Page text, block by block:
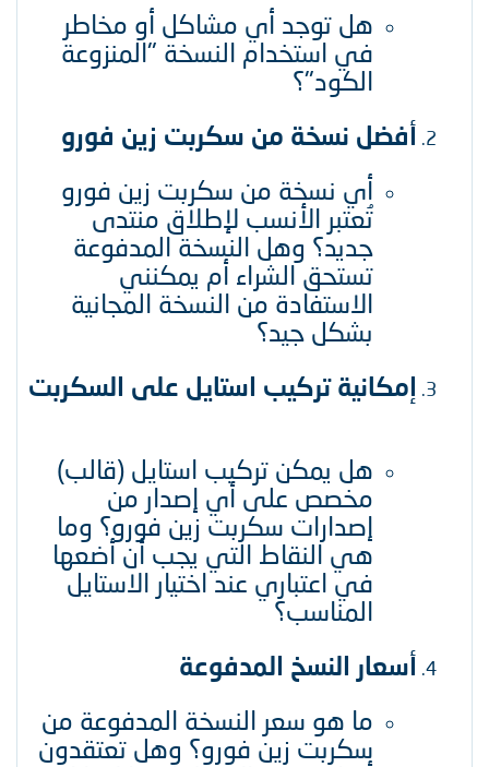
هل توجد أي مشاكل أو مخاطر
في استخدام النسخة "المنزوعة
الكود"؟​
أفضل نسخة من سكربت زين فورو
أي نسخة من سكربت زين فورو
تُعتبر الأنسب لإطلاق منتدى
جديد؟ وهل النسخة المدفوعة
تستحق الشراء أم يمكنني
الاستفادة من النسخة المجانية
بشكل جيد؟​
إمكانية تركيب استايل على السكربت
هل يمكن تركيب استايل (قالب)
مخصص على أي إصدار من
إصدارات سكربت زين فورو؟ وما
هي النقاط التي يجب أن أضعها
في اعتباري عند اختيار الاستايل
المناسب؟​
أسعار النسخ المدفوعة
ما هو سعر النسخة المدفوعة من
سكربت زين فورو؟ وهل تعتقدون